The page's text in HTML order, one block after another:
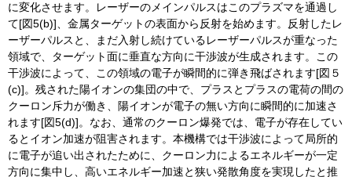
に変化させます。レーザーのメインパルスはこのプラズマを通過し
て[図5(b)]、金属ターゲットの表面から反射を始めます。反射したレ
ーザーパルスと、まだ入射し続けているレーザーパルスが重なった
領域で、ターゲット面に垂直な方向に干渉波が生成されます。この
干渉波によって、この領域の電子が瞬間的に弾き飛ばされます[図５
(c)]。残された陽イオンの集団の中で、プラスとプラスの電荷の間の
クーロン斥力が働き、陽イオンが電子の無い方向に瞬間的に加速さ
れます[図5(d)]。なお、通常のクーロン爆発では、電子が存在してい
るとイオン加速が阻害されます。本機構では干渉波によって局所的
に電子が追い出されたために、クーロン力によるエネルギーが一定
方向に集中し、高いエネルギー加速と狭い発散角度を実現したと推